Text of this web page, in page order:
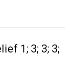
1; 3; 3; 3;